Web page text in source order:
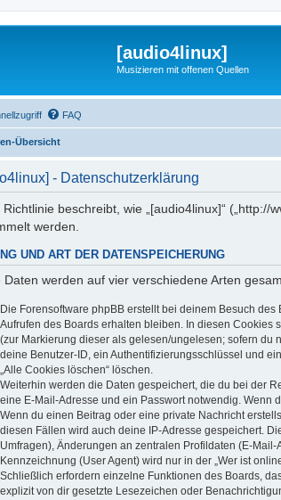
[audio4linux]
Musizieren mit offenen Quellen
FAQ
Übersicht
- Datenschutzerklärung
Richtlinie beschreibt, wie „[audio4linux]“
werden.
UND ART DER DATENSPEICHERUNG
Daten werden auf vier verschiedene Arten
Die Forensoftware phpBB erstellt bei deinem Besuch
Aufrufen des Boards erhalten bleiben. In diesen
(zur Markierung dieser als gelesen/ungelesen; sofern du
deine Benutzer-ID, ein Authentifizierungsschlüssel und
„Alle Cookies löschen“ löschen.
Weiterhin werden die Daten gespeichert, die du bei der
eine E-Mail-Adresse und ein Passwort notwendig. Wenn
Wenn du einen Beitrag oder eine private Nachricht
diesen Fällen wird auch deine IP-Adresse gespeichert.
Umfragen), Änderungen an zentralen Profildaten (E-
Kennzeichnung (User Agent) wird nur in der „Wer ist
Schließlich erfordern einzelne Funktionen des Boards,
explizit von dir gesetzte Lesezeichen oder